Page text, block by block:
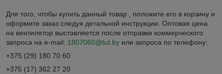
Для того, чтобы купить данный товар , положите его в корзину и
оформите заказ следуя детальной инструкции. Оптовая цена
на вентилятор выставляется после отправки коммерческого
запроса на e-mail: 1807060@tut.by или запроса по телефону:
+375 (29) 180 70 60
+375 (17) 362 27 20